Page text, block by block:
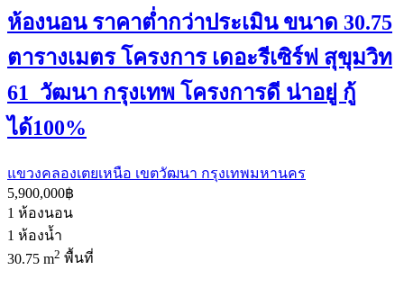
ห้องนอน ราคาต่ำกว่าประเมิน ขนาด 30.75
ตารางเมตร โครงการ เดอะรีเซิร์ฟ สุขุมวิท
61 วัฒนา กรุงเทพ โครงการดี น่าอยู่ กู้
ได้100%
แขวงคลองเตยเหนือ เขตวัฒนา กรุงเทพมหานคร
5,900,000฿
1 ห้องนอน
1 ห้องน้ำ
30.75 m2 พื้นที่